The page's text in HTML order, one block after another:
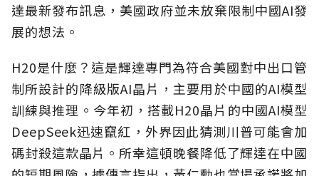
達最新發布訊息，美國政府並未放棄限制中國AI發
展的想法。
H20是什麼？這是輝達專門為符合美國對中出口管
制所設計的降級版AI晶片，主要用於中國的AI模型
訓練與推理。今年初，搭載H20晶片的中國AI模型
DeepSeek迅速竄紅，外界因此猜測川普可能會加
碼封殺這款晶片。所幸這頓晚餐降低了輝達在中國